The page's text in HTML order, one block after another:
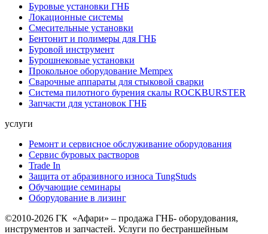
Буровые установки ГНБ
Локационные системы
Смесительные установки
Бентонит и полимеры для ГНБ
Буровой инструмент
Бурошнековые установки
Прокольное оборудование Mempex
Сварочные аппараты для стыковой сварки
Система пилотного бурения скалы ROCKBURSTER
Запчасти для установок ГНБ
услуги
Ремонт и сервисное обслуживание оборудования
Сервис буровых растворов
Trade In
Защита от абразивного износа TungStuds
Обучающие семинары
Оборудование в лизинг
©2010-2026 ГК «Афари» – продажа ГНБ- оборудования,
инструментов и запчастей. Услуги по бестраншейным